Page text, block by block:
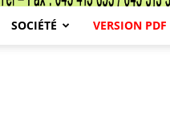
SOCIÉTÉ VERSION PDF